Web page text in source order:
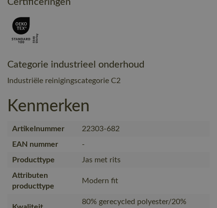
Categorie industrieel onderhoud
Industriële reinigingscategorie C2
Kenmerken
Artikelnummer
22303-682
EAN nummer
-
Producttype
Jas met rits
Attributen
producttype
Modern fit
80% gerecycled polyester/20%